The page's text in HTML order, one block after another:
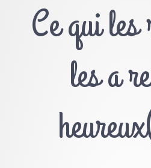
Ce qui
les a